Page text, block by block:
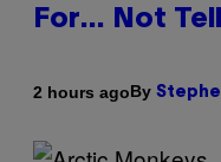
For… Not
2 hours agoBy